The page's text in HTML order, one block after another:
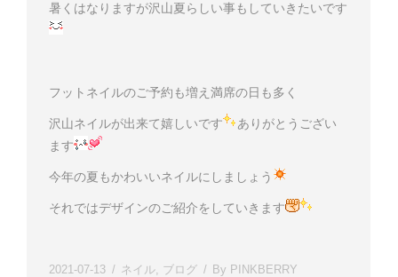
暑くはなりますが沢山夏らしい事もしていきたいです
フットネイルのご予約も増え満席の日も多く
沢山ネイルが出来て嬉しいです
ありがとうござい
ます
今年の夏もかわいいネイルにしましょう
それではデザインのご紹介をしていきます
2021-07-13 ネイル, ブログ By PINKBERRY